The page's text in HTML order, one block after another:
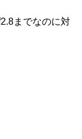
までなのに対